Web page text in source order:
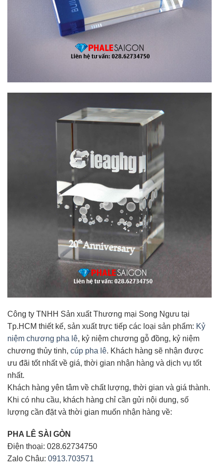
Công ty TNHH Sản xuất Thương mại Song Ngưu tại
Tp.HCM thiết kế, sản xuất trực tiếp các loại sản phẩm: Kỷ
niệm chương pha lê, kỷ niệm chương gỗ đồng, kỷ niệm
chương thủy tinh, cúp pha lê. Khách hàng sẽ nhận được
ưu đãi tốt nhất về giá, thời gian nhận hàng và dịch vụ tốt
nhất.
Khách hàng yên tâm về chất lượng, thời gian và giá thành.
Khi có nhu cầu, khách hàng chỉ cần gửi nội dung, số
lượng cần đặt và thời gian muốn nhận hàng về:
PHA LÊ SÀI GÒN
Điện thoại: 028.62734750
Zalo Châu: 0913.703571